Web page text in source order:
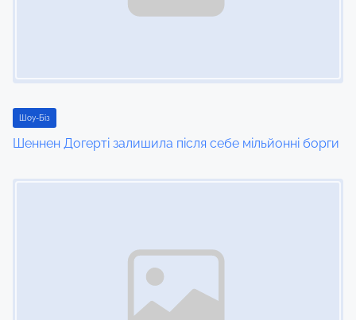
Шоу-Біз
Шеннен Догерті залишила після себе мільйонні борги